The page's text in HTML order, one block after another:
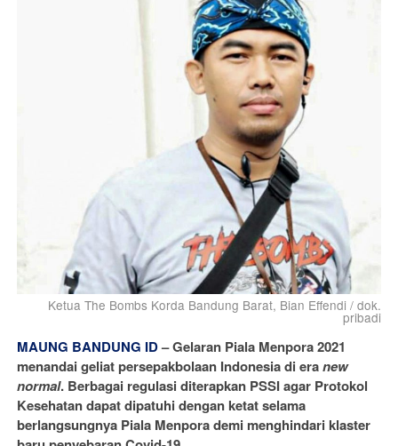
Ketua The Bombs Korda Bandung Barat, Bian Effendi / dok.
pribadi
MAUNG BANDUNG ID–Gelaran Piala Menpora 2021
menandai geliat persepakbolaan Indonesia di eranew
normal. Berbagai regulasi diterapkan PSSI agar Protokol
Kesehatan dapat dipatuhi dengan ketat selama
berlangsungnya Piala Menpora demi menghindari klaster